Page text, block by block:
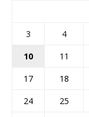
3
4
10
11
17
18
24
25